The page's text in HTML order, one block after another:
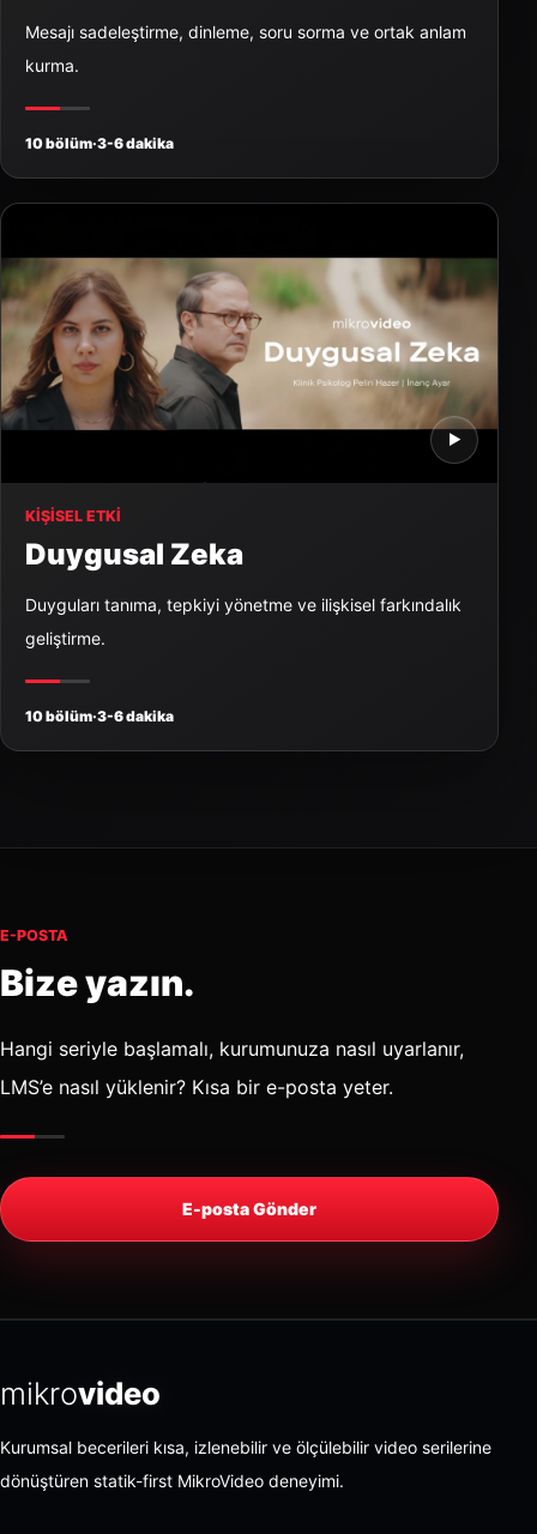
Mesajı sadeleştirme, dinleme, soru sorma ve ortak anlam
kurma.
10 bölüm·3-6 dakika
▶
KIŞISEL ETKI
Duygusal Zeka
Duyguları tanıma, tepkiyi yönetme ve ilişkisel farkındalık
geliştirme.
10 bölüm·3-6 dakika
E-POSTA
Bize yazın.
Hangi seriyle başlamalı, kurumunuza nasıl uyarlanır,
LMS’e nasıl yüklenir? Kısa bir e-posta yeter.
E-posta Gönder
mikrovideo
Kurumsal becerileri kısa, izlenebilir ve ölçülebilir video serilerine
dönüştüren statik-first MikroVideo deneyimi.